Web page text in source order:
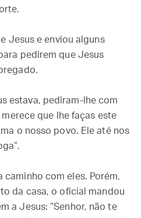
Jesus e enviou alguns
pedirem que Jesus
estava, pediram-lhe com
que lhe faças este
o nosso povo. Ele até nos
caminho com eles. Porém,
da casa, o oficial mandou
a Jesus: “Senhor, não te